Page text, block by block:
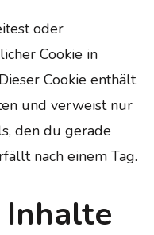
oder
Cookie in
Cookie enthält
und verweist nur
den du gerade
nach einem Tag.